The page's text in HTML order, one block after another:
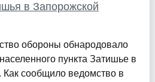
в Запорожской
обороны обнародовало
пункта Затишье в
Как сообщило ведомство в